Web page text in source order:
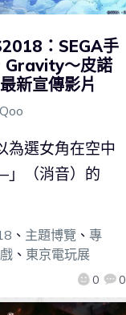
：SEGA手
Gravity～皮諾
新宣傳影片
0 0
為選女角在空中
」（消音）的
、 主題博覽、 專
、 東京電玩展